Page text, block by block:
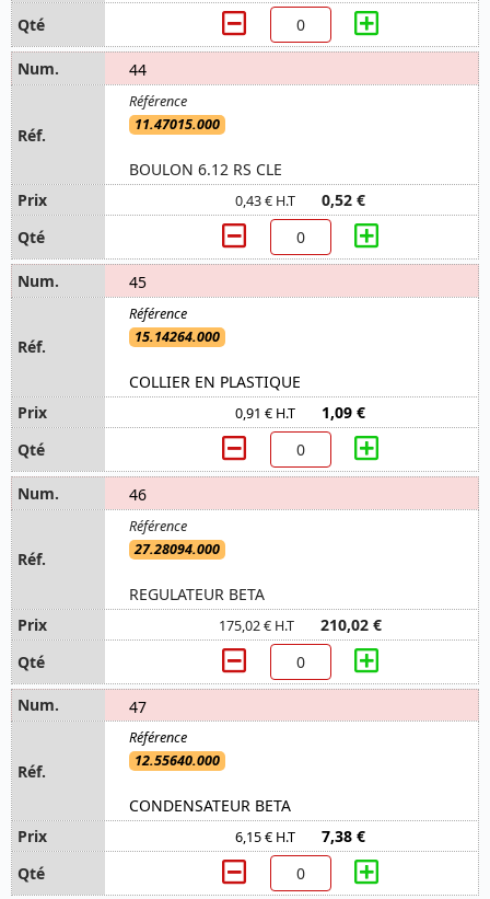
44
11.47015.000
BOULON 6.12 RS CLE
0,43 € H.T 0,52 €
45
15.14264.000
COLLIER EN PLASTIQUE
0,91 € H.T 1,09 €
46
27.28094.000
REGULATEUR BETA
175,02 € H.T 210,02 €
47
12.55640.000
CONDENSATEUR BETA
6,15 € H.T 7,38 €